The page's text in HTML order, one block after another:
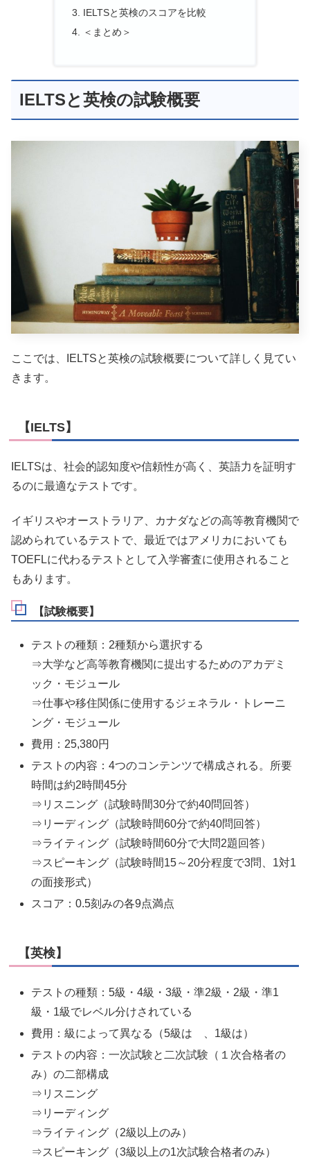
IELTSと英検のスコアを比較
＜まとめ＞
IELTSと英検の試験概要
ここでは、IELTSと英検の試験概要について詳しく見てい
きます。
【IELTS】
IELTSは、社会的認知度や信頼性が高く、英語力を証明す
るのに最適なテストです。
イギリスやオーストラリア、カナダなどの高等教育機関で
認められているテストで、最近ではアメリカにおいても
TOEFLに代わるテストとして入学審査に使用されること
もあります。
【試験概要】
テストの種類：2種類から選択する
⇒大学など高等教育機関に提出するためのアカデミ
ック・モジュール
⇒仕事や移住関係に使用するジェネラル・トレーニ
ング・モジュール
費用：25,380円
テストの内容：4つのコンテンツで構成される。所要
時間は約2時間45分
⇒リスニング（試験時間30分で約40問回答）
⇒リーディング（試験時間60分で約40問回答）
⇒ライティング（試験時間60分で大問2題回答）
⇒スピーキング（試験時間15～20分程度で3問、1対1
の面接形式）
スコア：0.5刻みの各9点満点
【英検】
テストの種類：5級・4級・3級・準2級・2級・準1
級・1級でレベル分けされている
費用：級によって異なる（5級は 、1級は）
テストの内容：一次試験と二次試験（１次合格者の
み）の二部構成
⇒リスニング
⇒リーディング
⇒ライティング（2級以上のみ）
⇒スピーキング（3級以上の1次試験合格者のみ）